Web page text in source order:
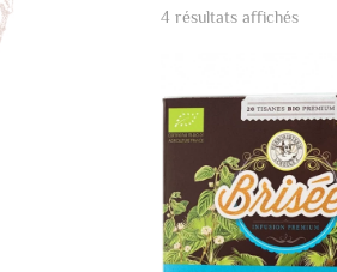
4 résultats affichés